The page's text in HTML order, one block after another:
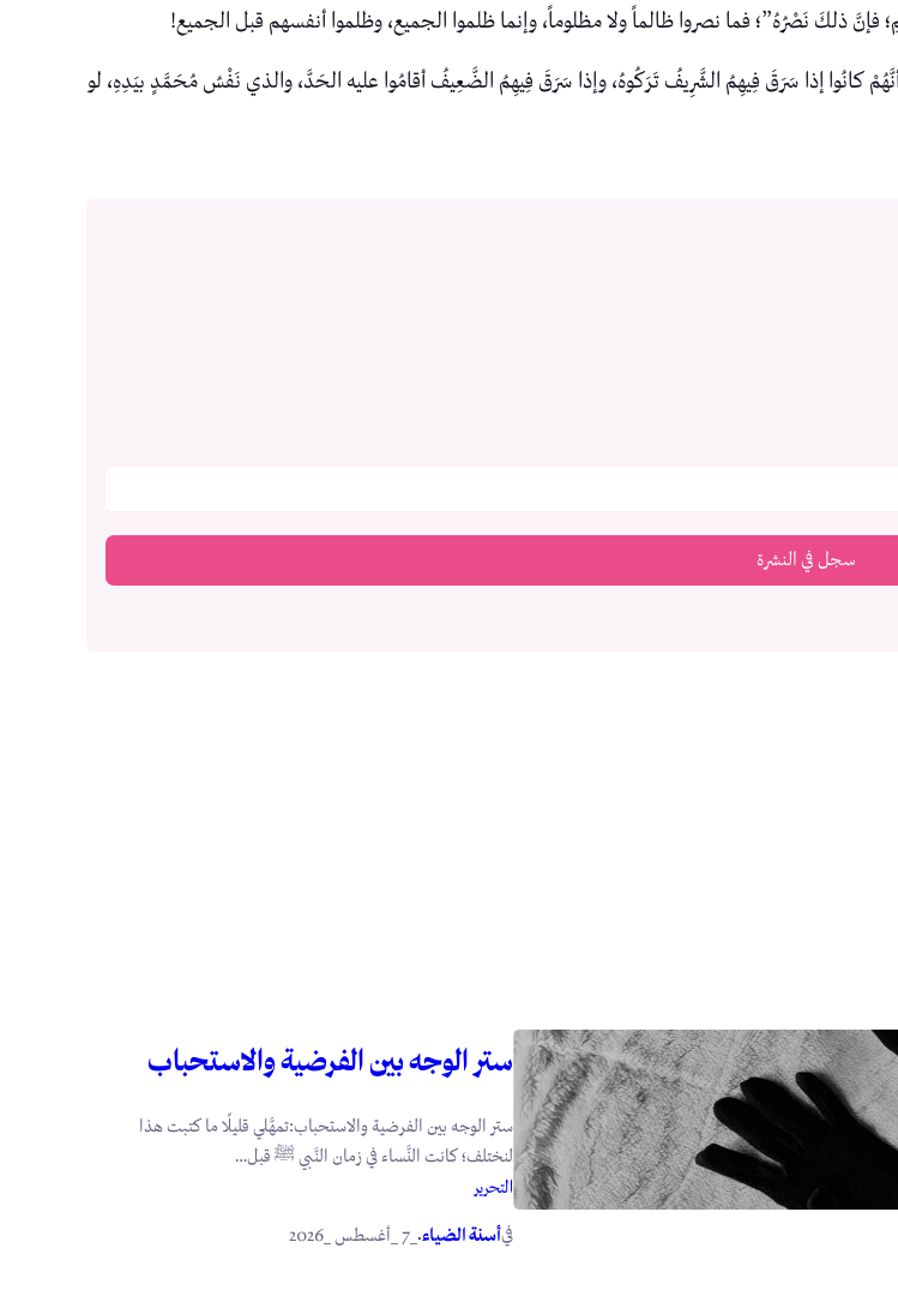
ذلكَ نَصْرُهُ”؛ فما نصروا ظالماً ولا مظلوماً، وإنما ظلموا الجميع، وظلموا أنفسهم قبل الجميع!
كانُوا إذا سَرَقَ فِيهِمُ الشَّرِيفُ تَرَكُوهُ، وإذا سَرَقَ فِيهِمُ الضَّعِيفُ أقامُوا عليه الحَدَّ، والذي نَفْسُ مُحَمَّدٍ بيَدِهِ، لو
سجل في النشرة
ستر الوجه بين الفرضية والاستحباب
ستر الوجه بين الفرضية والاستحباب:تمهَّلي قليلًا ما كتبت هذا
لنختلف؛ كانت النَّساء في زمان النَّبي ﷺ قبل…
التحرير
فيأسنة الضياء.